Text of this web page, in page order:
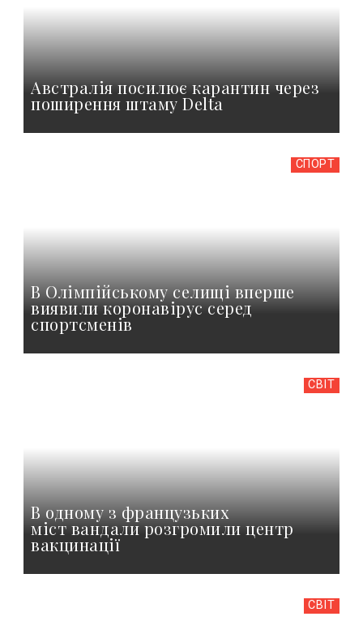
Австралія посилює карантин через
поширення штаму Delta
СПОРТ
В Олімпійському селищі вперше
виявили коронавірус серед
спортсменів
СВІТ
В одному з французьких
міст вандали розгромили центр
вакцинації
СВІТ